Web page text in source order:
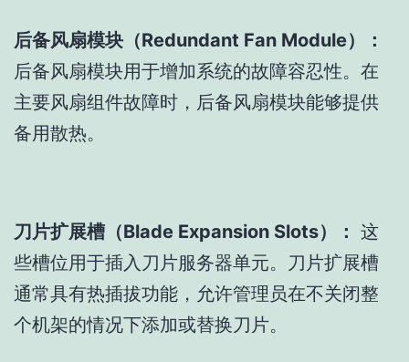
后备风扇模块（Redundant Fan Module）：
后备风扇模块用于增加系统的故障容忍性。在
主要风扇组件故障时，后备风扇模块能够提供
备用散热。
刀片扩展槽（Blade Expansion Slots）： 这
些槽位用于插入刀片服务器单元。刀片扩展槽
通常具有热插拔功能，允许管理员在不关闭整
个机架的情况下添加或替换刀片。